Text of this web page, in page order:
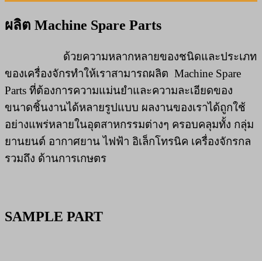
ผลิต Machine Spare Parts
ด้วยความหลากหลายของชนิดและประเภท
ของเครื่องจักรทำให้เราสามารถผลิต Machine Spare
Parts ที่ต้องการความแม่นยำและความละเอียดของ
ขนาดชิ้นงานได้หลายรูปแบบ ผลงานของเราได้ถูกใช้
อย่างแพร่หลายในอุตสาหกรรมต่างๆ ครอบคลุมทั้ง กลุ่ม
ยานยนต์ อากาศยาน ไฟฟ้า อิเล็กโทรนิค เครื่องจักรกล
รวมถึง ด้านการเกษตร
SAMPLE PART